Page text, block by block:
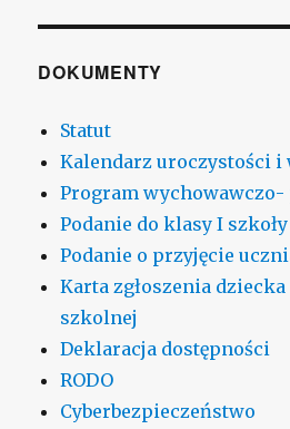
DOKUMENTY
Statut
Kalendarz uroczystości i
Program
Podanie do klasy I
Podanie o przyjęcie
Karta zgłoszenia
szkolnej
Deklaracja dostępności
RODO
Cyberbezpieczeństwo